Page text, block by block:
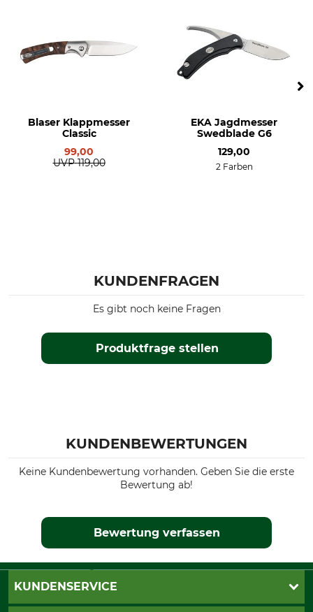
Blaser Klappmesser
Classic
99,00
UVP 119,00
EKA Jagdmesser
Swedblade G6
129,00
2 Farben
KUNDENFRAGEN
Produktfrage stellen
Es gibt noch keine Fragen
KUNDENBEWERTUNGEN
Keine Kundenbewertung vorhanden. Geben Sie die erste
Bewertung ab!
Bewertung verfassen
KUNDENSERVICE